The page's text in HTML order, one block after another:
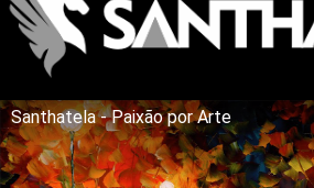
Santhatela - Paixão por Arte